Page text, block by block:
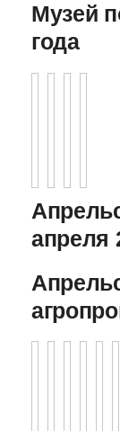
Музей
года
апреля